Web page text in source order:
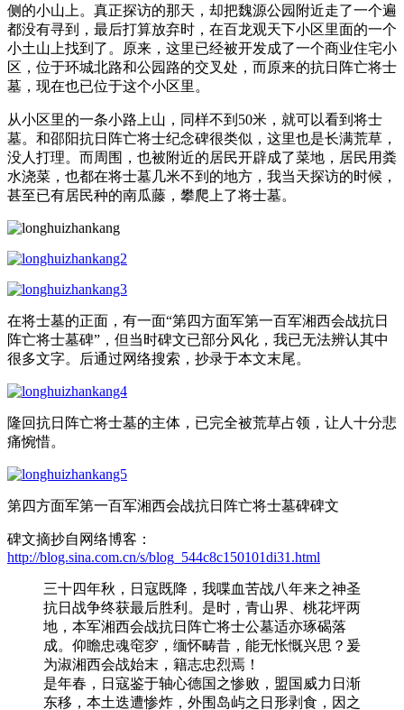
侧的小山上。真正探访的那天，却把魏源公园附近走了一个遍
都没有寻到，最后打算放弃时，在百龙观天下小区里面的一个
小土山上找到了。原来，这里已经被开发成了一个商业住宅小
区，位于环城北路和公园路的交叉处，而原来的抗日阵亡将士
墓，现在也已位于这个小区里。
从小区里的一条小路上山，同样不到50米，就可以看到将士
墓。和邵阳抗日阵亡将士纪念碑很类似，这里也是长满荒草，
没人打理。而周围，也被附近的居民开辟成了菜地，居民用粪
水浇菜，也都在将士墓几米不到的地方，我当天探访的时候，
甚至已有居民种的南瓜藤，攀爬上了将士墓。
在将士墓的正面，有一面“第四方面军第一百军湘西会战抗日
阵亡将士墓碑”，但当时碑文已部分风化，我已无法辨认其中
很多文字。后通过网络搜索，抄录于本文末尾。
隆回抗日阵亡将士墓的主体，已完全被荒草占领，让人十分悲
痛惋惜。
第四方面军第一百军湘西会战抗日阵亡将士墓碑碑文
碑文摘抄自网络博客：
http://blog.sina.com.cn/s/blog_544c8c150101di31.html
三十四年秋，日寇既降，我喋血苦战八年来之神圣
抗日战争终获最后胜利。是时，青山界、桃花坪两
地，本军湘西会战抗日阵亡将士公墓适亦琢碣落
成。仰瞻忠魂窀穸，缅怀畴昔，能无怅慨兴思？爰
为淑湘西会战始末，籍志忠烈焉！
是年春，日寇鉴于轴心德国之惨败，盟国威力日渐
东移，本土迭遭惨炸，外围岛屿之日形剥食，因之